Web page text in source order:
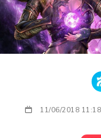
11/06/2018 11:18